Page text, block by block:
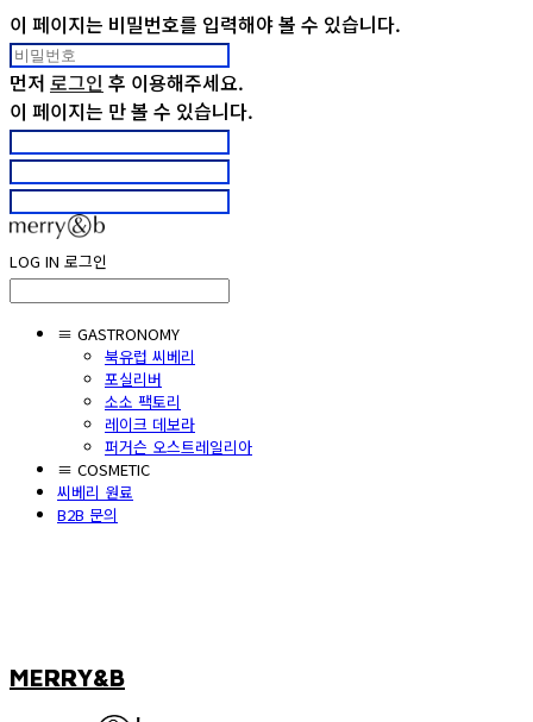
이 페이지는 비밀번호를 입력해야 볼 수 있습니다.
먼저 로그인 후 이용해주세요.
이 페이지는 만 볼 수 있습니다.
LOG IN 로그인
≡ GASTRONOMY
북유럽 씨베리
포실리버
소소 팩토리
레이크 데보라
퍼거슨 오스트레일리아
≡ COSMETIC
씨베리 원료
B2B 문의
MERRY&B